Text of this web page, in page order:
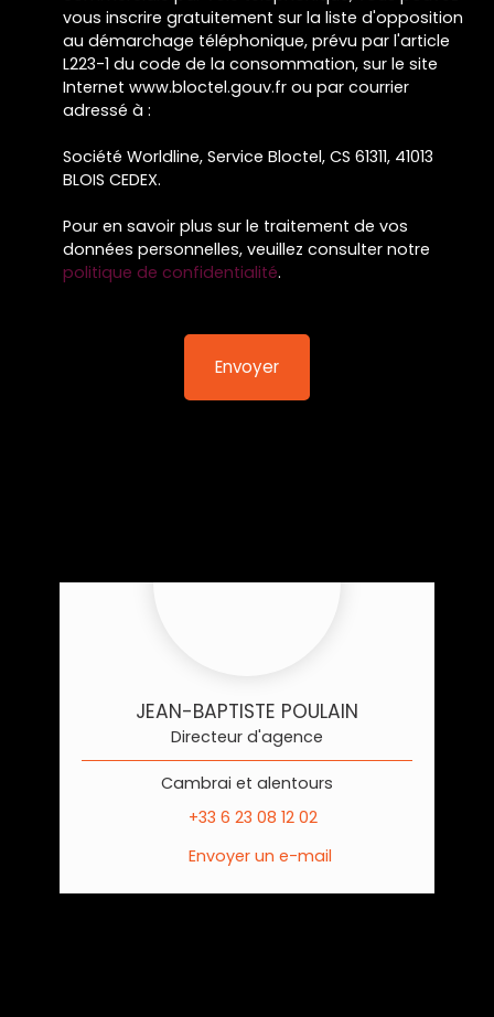
vous inscrire gratuitement sur la liste d'opposition
au démarchage téléphonique, prévu par l'article
L223-1 du code de la consommation, sur le site
Internet www.bloctel.gouv.fr ou par courrier
adressé à :
Société Worldline, Service Bloctel, CS 61311, 41013
BLOIS CEDEX.
Pour en savoir plus sur le traitement de vos
données personnelles, veuillez consulter notre
politique de confidentialité.
Envoyer
JEAN-BAPTISTE POULAIN
Directeur d'agence
Cambrai et alentours
+33 6 23 08 12 02
Envoyer un e-mail